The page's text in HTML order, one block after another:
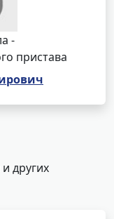
-
пристава
других